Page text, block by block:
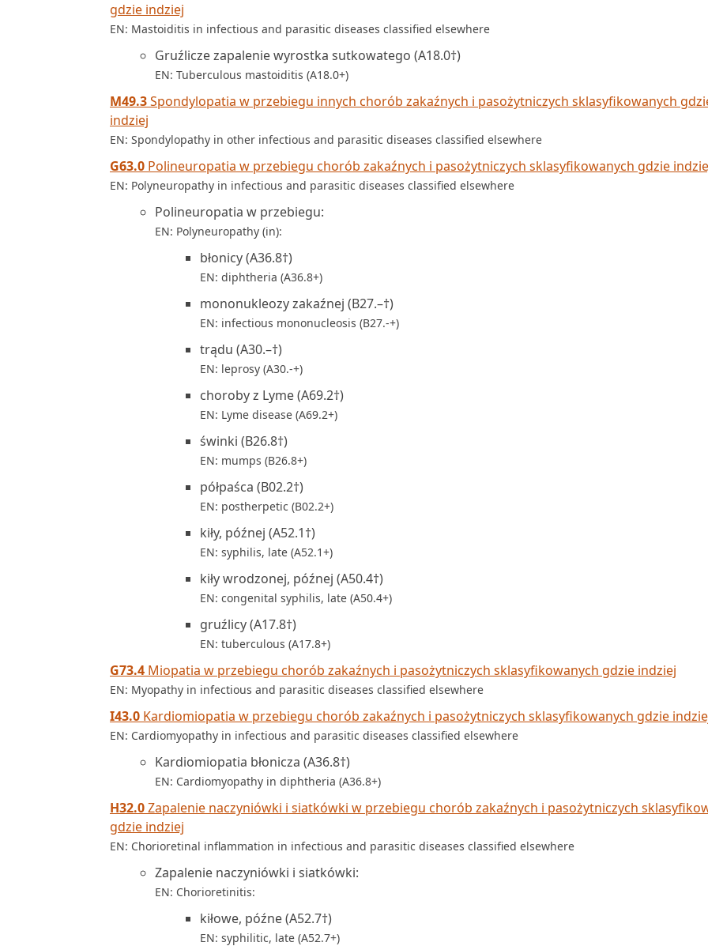
gdzie indziej
EN: Mastoiditis in infectious and parasitic diseases classified elsewhere
Gruźlicze zapalenie wyrostka sutkowatego (A18.0†)
EN: Tuberculous mastoiditis (A18.0+)
M49.3Spondylopatia w przebiegu innych chorób zakaźnych i pasożytniczych sklasyfikowanych
indziej
EN: Spondylopathy in other infectious and parasitic diseases classified elsewhere
G63.0 Polineuropatia w przebiegu chorób zakaźnych i pasożytniczych sklasyfikowanych gdzie
EN: Polyneuropathy in infectious and parasitic diseases classified elsewhere
Polineuropatia w przebiegu:
EN: Polyneuropathy (in):
błonicy (A36.8†)
EN: diphtheria (A36.8+)
mononukleozy zakaźnej (B27.–†)
EN: infectious mononucleosis (B27.-+)
trądu (A30.–†)
EN: leprosy (A30.-+)
choroby z Lyme (A69.2†)
EN: Lyme disease (A69.2+)
świnki (B26.8†)
EN: mumps (B26.8+)
półpaśca (B02.2†)
EN: postherpetic (B02.2+)
kiły, późnej (A52.1†)
EN: syphilis, late (A52.1+)
kiły wrodzonej, późnej (A50.4†)
EN: congenital syphilis, late (A50.4+)
gruźlicy (A17.8†)
EN: tuberculous (A17.8+)
G73.4 Miopatia w przebiegu chorób zakaźnych i pasożytniczych sklasyfikowanych gdzie indziej
EN: Myopathy in infectious and parasitic diseases classified elsewhere
I43.0 Kardiomiopatia w przebiegu chorób zakaźnych i pasożytniczych sklasyfikowanych gdzie
EN: Cardiomyopathy in infectious and parasitic diseases classified elsewhere
Kardiomiopatia błonicza (A36.8†)
EN: Cardiomyopathy in diphtheria (A36.8+)
H32.0Zapalenie naczyniówki i siatkówki w przebiegu chorób zakaźnych i pasożytniczych
gdzie indziej
EN: Chorioretinal inflammation in infectious and parasitic diseases classified elsewhere
Zapalenie naczyniówki i siatkówki:
EN: Chorioretinitis:
kiłowe, późne (A52.7†)
EN: syphilitic, late (A52.7+)